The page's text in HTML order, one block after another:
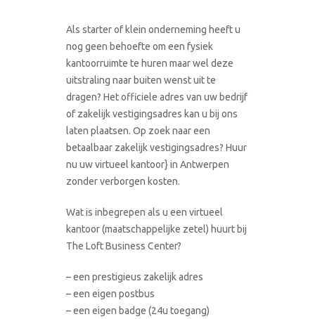
Als starter of klein onderneming heeft u
nog geen behoefte om een fysiek
kantoorruimte te huren maar wel deze
uitstraling naar buiten wenst uit te
dragen? Het officiele adres van uw bedrijf
of zakelijk vestigingsadres kan u bij ons
laten plaatsen. Op zoek naar een
betaalbaar zakelijk vestigingsadres? Huur
nu uw virtueel kantoor} in Antwerpen
zonder verborgen kosten.
Wat is inbegrepen als u een virtueel
kantoor (maatschappelijke zetel) huurt bij
The Loft Business Center?
– een prestigieus zakelijk adres
– een eigen postbus
– een eigen badge (24u toegang)